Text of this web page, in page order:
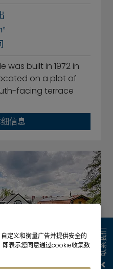
was built in 1972 in
on a plot of
facing terrace
信息
联系我们
定义和衡量广告并提供安全的
即表示您同意通过cookie收集数